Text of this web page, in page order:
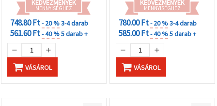
KEDVEZMÉNYEK
MENNYISÉGHEZ
748.80 Ft- 20 %3-4 darab
561.60 Ft- 40 %5 darab +
VÁSÁROL
KEDVEZMÉNYEK
MENNYISÉGHEZ
780.00 Ft- 20 %3-4 darab
585.00 Ft- 40 %5 darab +
VÁSÁROL